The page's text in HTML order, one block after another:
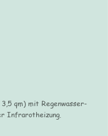
qm) mit Regenwasser-
Infrarotheizung.